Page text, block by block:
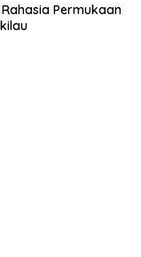
Permukaan